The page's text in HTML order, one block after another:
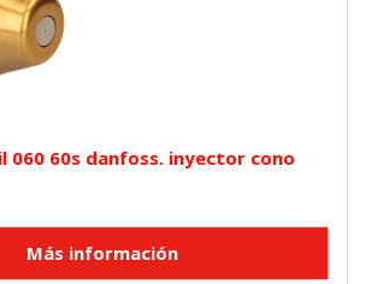
060 60s danfoss. inyector cono